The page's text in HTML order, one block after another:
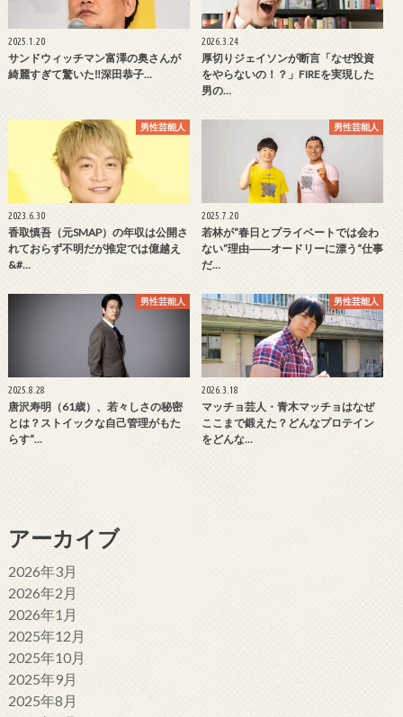
2025.1.20
サンドウィッチマン富澤の奥さんが
綺麗すぎて驚いた‼深田恭子…
2026.3.24
厚切りジェイソンが断言「なぜ投資
をやらないの！？」FIREを実現した
男の…
男性芸能人
2023.6.30
香取慎吾（元SMAP）の年収は公開さ
れておらず不明だが推定では億越え
&#…
男性芸能人
2025.7.20
若林が“春日とプライベートでは会わ
ない”理由――オードリーに漂う“仕事
だ…
男性芸能人
2025.8.28
唐沢寿明（61歳）、若々しさの秘密
とは？ストイックな自己管理がもた
らす“…
男性芸能人
2026.3.18
マッチョ芸人・青木マッチョはなぜ
ここまで鍛えた？どんなプロテイン
をどんな…
アーカイブ
2026年3月
2026年2月
2026年1月
2025年12月
2025年10月
2025年9月
2025年8月